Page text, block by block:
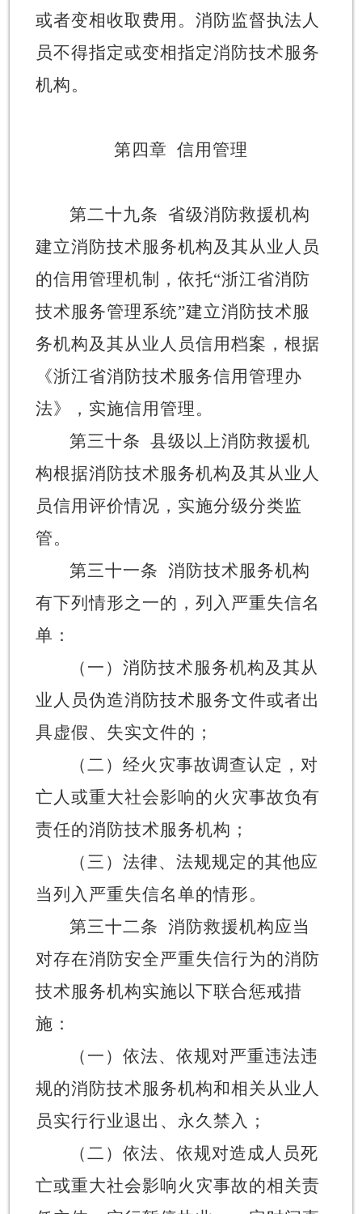
或者变相收取费用。消防监督执法人
员不得指定或变相指定消防技术服务
机构。
第四章 信用管理
第二十九条 省级消防救援机构
建立消防技术服务机构及其从业人员
的信用管理机制，依托“浙江省消防
技术服务管理系统”建立消防技术服
务机构及其从业人员信用档案，根据
《浙江省消防技术服务信用管理办
法》，实施信用管理。
第三十条 县级以上消防救援机
构根据消防技术服务机构及其从业人
员信用评价情况，实施分级分类监
管。
第三十一条 消防技术服务机构
有下列情形之一的，列入严重失信名
单：
（一）消防技术服务机构及其从
业人员伪造消防技术服务文件或者出
具虚假、失实文件的；
（二）经火灾事故调查认定，对
亡人或重大社会影响的火灾事故负有
责任的消防技术服务机构；
（三）法律、法规规定的其他应
当列入严重失信名单的情形。
第三十二条 消防救援机构应当
对存在消防安全严重失信行为的消防
技术服务机构实施以下联合惩戒措
施：
（一）依法、依规对严重违法违
规的消防技术服务机构和相关从业人
员实行行业退出、永久禁入；
（二）依法、依规对造成人员死
亡或重大社会影响火灾事故的相关责